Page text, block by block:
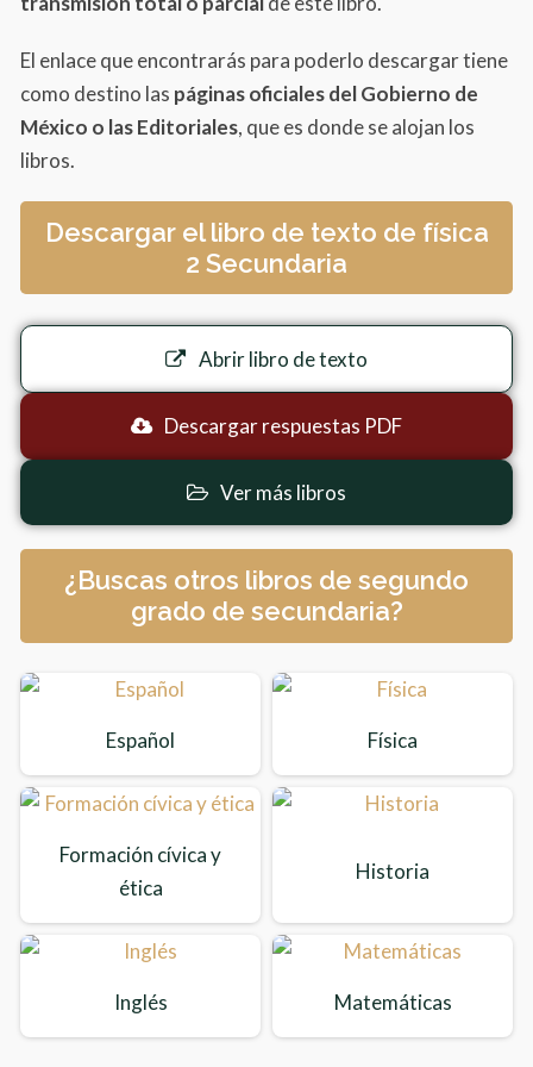
El enlace que encontrarás para poderlo descargar tiene
como destino las páginas oficiales del Gobierno de
México o las Editoriales, que es donde se alojan los
libros.
Descargar el libro de texto de física
2 Secundaria
Abrir libro de texto
Descargar respuestas PDF
Ver más libros
¿Buscas otros libros de segundo
grado de secundaria?
Español Física
Formación cívica y
ética
Historia
Inglés Matemáticas